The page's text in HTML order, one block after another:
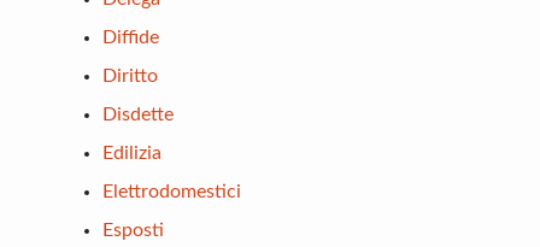
Diffide
Diritto
Disdette
Edilizia
Elettrodomestici
Esposti